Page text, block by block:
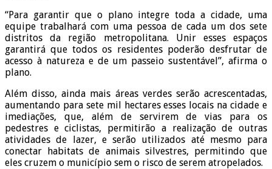
“Para garantir que o plano integre toda a cidade, uma
equipe trabalhará com uma pessoa de cada um dos sete
distritos da região metropolitana. Unir esses espaços
garantirá que todos os residentes poderão desfrutar de
acesso à natureza e de um passeio sustentável”, afirma o
plano.
Além disso, ainda mais áreas verdes serão acrescentadas,
aumentando para sete mil hectares esses locais na cidade e
imediações, que, além de servirem de vias para os
pedestres e ciclistas, permitirão a realização de outras
atividades de lazer, e serão utilizados até mesmo para
conectar habitats de animais silvestres, permitindo que
eles cruzem o município sem o risco de serem atropelados.